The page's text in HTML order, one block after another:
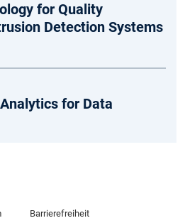
for Quality
Detection Systems
for Data
Barrierefreiheit